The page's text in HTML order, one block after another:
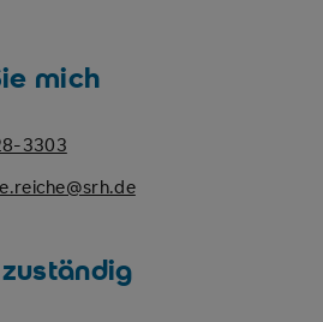
mich
3303